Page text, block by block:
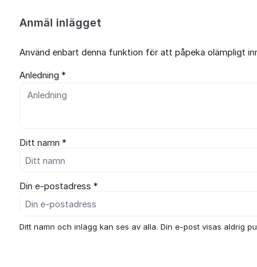
Anmäl inlägget
Använd enbart denna funktion för att påpeka olämpligt
Anledning *
Ditt namn *
Din e-postadress *
Ditt namn och inlägg kan ses av alla. Din e-post visas aldrig